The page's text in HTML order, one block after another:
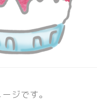
ジです。